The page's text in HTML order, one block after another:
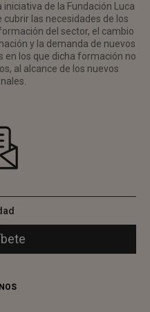
de la Fundación Luca
las necesidades de los
del sector, el cambio
y la demanda de nuevos
los que dicha formación no
al alcance de los nuevos